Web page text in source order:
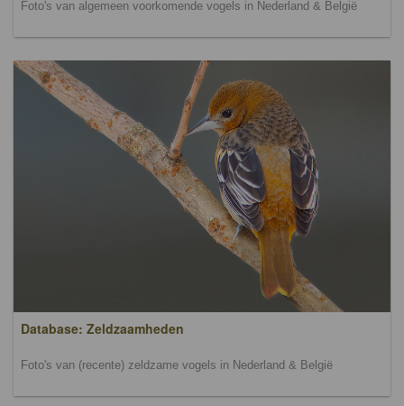
Foto's van algemeen voorkomende vogels in Nederland & België
Database: Zeldzaamheden
Foto's van (recente) zeldzame vogels in Nederland & België